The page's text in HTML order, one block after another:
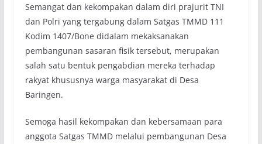
Semangat dan kekompakan dalam diri prajurit TNI
dan Polri yang tergabung dalam Satgas TMMD 111
Kodim 1407/Bone didalam mekaksanakan
pembangunan sasaran fisik tersebut, merupakan
salah satu bentuk pengabdian mereka terhadap
rakyat khususnya warga masyarakat di Desa
Baringen.
Semoga hasil kekompakan dan kebersamaan para
anggota Satgas TMMD melalui pembangunan Desa